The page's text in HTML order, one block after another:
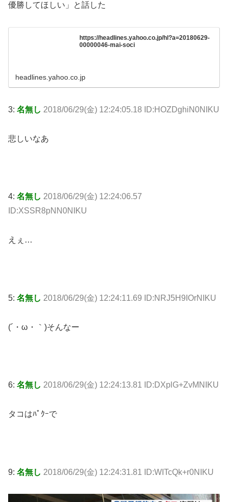
優勝してほしい」と話した
https://headlines.yahoo.co.jp/hl?a=20180629-
00000046-mai-soci
headlines.yahoo.co.jp
3: 名無し 2018/06/29(金) 12:24:05.18 ID:HOZDghiN0NIKU
悲しいなあ
4: 名無し 2018/06/29(金) 12:24:06.57
ID:XSSR8pNN0NIKU
えぇ…
5: 名無し 2018/06/29(金) 12:24:11.69 ID:NRJ5H9IOrNIKU
(´・ω・｀)そんなー
6: 名無し 2018/06/29(金) 12:24:13.81 ID:DXplG+ZvMNIKU
タコはﾊﾟｸｰで
9: 名無し 2018/06/29(金) 12:24:31.81 ID:WITcQk+r0NIKU